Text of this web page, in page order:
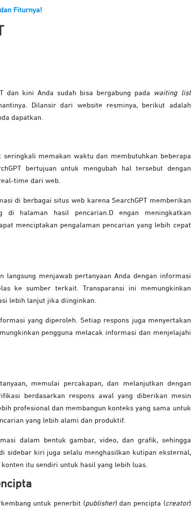
Fiturnya!
dan kini Anda sudah bisa bergabung pada
waiting list
Dilansir dari website resminya, berikut adalah
dapatkan.
memakan waktu dan membutuhkan beberapa
bertujuan untuk mengubah hal tersebut dengan
time dari web.
di berbagai situs web karena SearchGPT memberikan
di halaman hasil pencarian.D engan meningkatkan
menciptakan pengalaman pencarian yang lebih cepat
langsung menjawab pertanyaan Anda dengan informasi
ke sumber terkait. Transparansi ini memungkinkan
lebih lanjut jika diinginkan.
yang diperoleh. Setiap respons juga menyertakan
pengguna melacak informasi dan menjelajahi
memulai percakapan, dan melanjutkan dengan
berdasarkan respons awal yang diberikan mesin
profesional dan membangun konteks yang sama untuk
yang lebih alami dan produktif.
dalam bentuk gambar, video, dan grafik, sehingga
sidebar kiri juga selalu menghasilkan kutipan eksternal,
itu sendiri untuk hasil yang lebih luas.
untuk penerbit (publisher) dan pencipta (creator)